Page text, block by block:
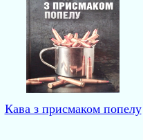
Кава з присмаком попелу